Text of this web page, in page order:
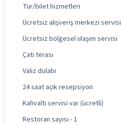
Tur/bilet hizmetleri
Ücretsiz alışveriş merkezi servisi
Ücretsiz bölgesel ulaşım servisi
Çatı terası
Valiz dolabı
24 saat açık resepsiyon
Kahvaltı servisi var (ücretli)
Restoran sayısı - 1